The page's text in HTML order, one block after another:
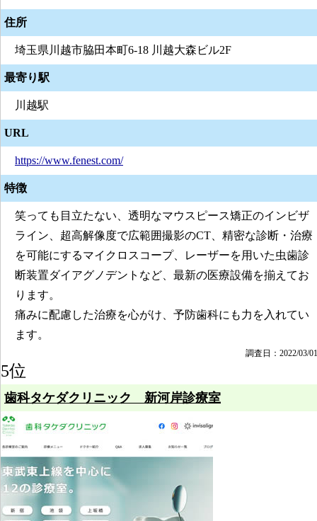
住所
埼玉県川越市脇田本町6-18 川越大森ビル2F
最寄り駅
川越駅
URL
https://www.fenest.com/
特徴
笑っても目立たない、透明なマウスピース矯正のインビザ
ライン、超高解像度で広範囲撮影のCT、精密な診断・治療
を可能にするマイクロスコープ、レーザーを用いた虫歯診
断装置ダイアグノデントなど、最新の医療設備を揃えてお
ります。
痛みに配慮した治療を心がけ、予防歯科にも力を入れてい
ます。
調査日：2022/03/01
5位
歯科タケダクリニック 新河岸診療室